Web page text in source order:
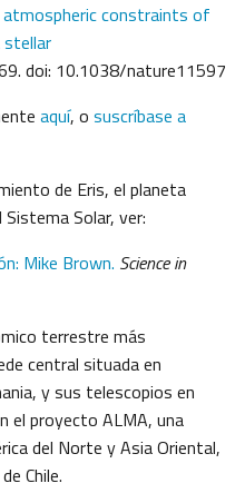
atmospheric constraints of
doi: 10.1038/nature11597
aquí, o suscríbase a
de Eris, el planeta
Solar, ver:
Mike Brown. Science in
terrestre más
central situada en
y sus telescopios en
el proyecto ALMA, una
del Norte y Asia Oriental,
Chile.